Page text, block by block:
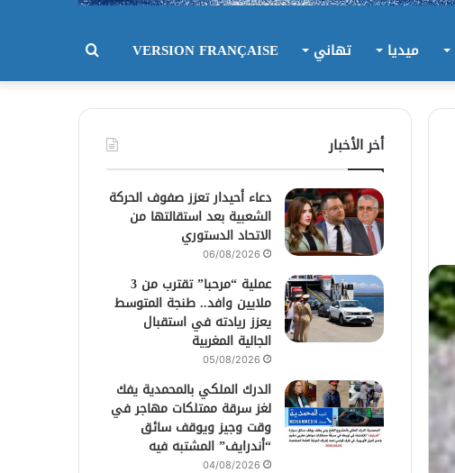
ميديا تهاني VERSION FRANÇAISE بحث
أخر الأخبار
دعاء أحيدار تعزز صفوف الحركة
الشعبية بعد استقالتها من
الاتحاد الدستوري
06/08/2026
عملية “مرحبا” تقترب من 3
ملايين وافد.. طنجة المتوسط
يعزز ريادته في استقبال
الجالية المغربية
05/08/2026
الدرك الملكي بالمحمدية يفك
لغز سرقة ممتلكات مهاجر في
وقت وجيز ويوقف سائق
“أندرايف” المشتبه فيه
04/08/2026